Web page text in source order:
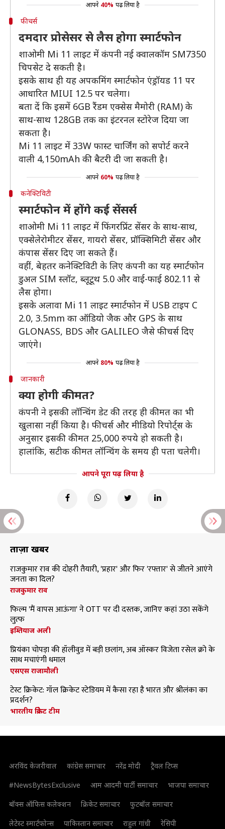
आपने 40% पढ़ लिया है
फीचर्स
दमदार प्रोसेसर से लैस होगा स्मार्टफोन
शाओमी Mi 11 लाइट में कंपनी नई क्वालकॉम SM7350
चिपसेट दे सकती है।
इसके साथ ही यह अपकमिंग स्मार्टफोन एंड्रॉयड 11 पर
आधारित MIUI 12.5 पर चलेगा।
बता दें कि इसमें 6GB रैंडम एक्सेस मैमोरी (RAM) के
साथ-साथ 128GB तक का इंटरनल स्टोरेज दिया जा
सकता है।
Mi 11 लाइट में 33W फास्ट चार्जिंग को सपोर्ट करने
वाली 4,150mAh की बैटरी दी जा सकती है।
आपने 60% पढ़ लिया है
कनेक्टिविटी
स्मार्टफोन में होंगे कई सेंसर्स
शाओमी Mi 11 लाइट में फिंगरप्रिंट सेंसर के साथ-साथ,
एक्सेलेरोमीटर सेंसर, गायरो सेंसर, प्रॉक्सिमिटी सेंसर और
कंपास सेंसर दिए जा सकते हैं।
वहीं, बेहतर कनेक्टिविटी के लिए कंपनी का यह स्मार्टफोन
डुअल SIM स्लॉट, ब्लूटूथ 5.0 और वाई-फाई 802.11 से
लैस होगा।
इसके अलावा Mi 11 लाइट स्मार्टफोन में USB टाइप C
2.0, 3.5mm का ऑडियो जैक और GPS के साथ
GLONASS, BDS और GALILEO जैसे फीचर्स दिए
जाएंगे।
आपने 80% पढ़ लिया है
जानकारी
क्या होगी कीमत?
कंपनी ने इसकी लॉन्चिंग डेट की तरह ही कीमत का भी
खुलासा नहीं किया है। फीचर्स और मीडियो रिपोर्ट्स के
अनुसार इसकी कीमत 25,000 रुपये हो सकती है।
हालांकि, सटीक कीमत लॉन्चिंग के समय ही पता चलेगी।
आपने पूरा पढ़ लिया है
ताज़ा खबरें
राजकुमार राव की दोहरी तैयारी, 'प्रहार' और फिर 'रफ्तार' से जीतने आएंगे
जनता का दिल?
राजकुमार राव
फिल्म 'मैं वापस आऊंगा' ने OTT पर दी दस्तक, जानिए कहां उठा सकेंगे
लुत्फ
इम्तियाज अली
प्रियंका चोपड़ा की हॉलीवुड में बड़ी छलांग, अब ऑस्कर विजेता रसेल क्रो के
साथ मचाएंगी धमाल
एसएस राजामौली
टेस्ट क्रिकेट: गॉल क्रिकेट स्टेडियम में कैसा रहा है भारत और श्रीलंका का
प्रदर्शन?
भारतीय क्रिकेट टीम
अरविंद केजरीवाल कांग्रेस समाचार नरेंद्र मोदी
ट्रैवल टिप्स
#NewsBytesExclusive
आम आदमी पार्टी समाचार
भाजपा समाचार
बॉक्स ऑफिस कलेक्शन
क्रिकेट समाचार
फुटबॉल समाचार
लेटेस्ट स्मार्टफोन्स
पाकिस्तान समाचार राहुल गांधी रेसिपी